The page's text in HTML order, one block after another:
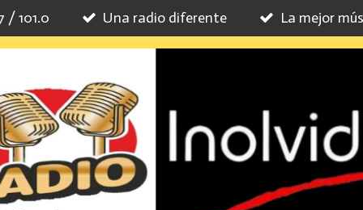
/ 101.0 Una radio diferente La mejor